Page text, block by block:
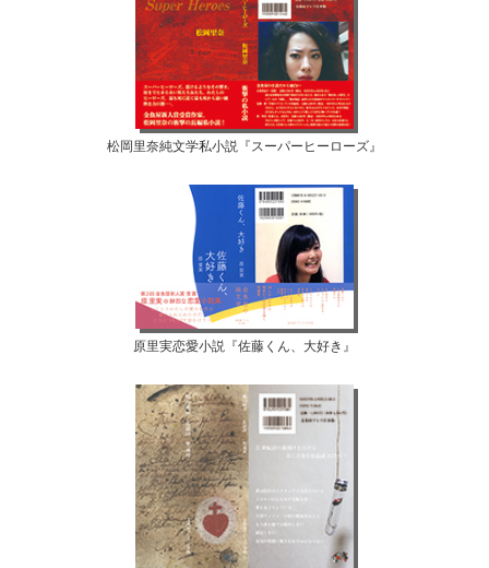
松岡里奈純文学私小説『スーパーヒーローズ』
原里実恋愛小説『佐藤くん、大好き』